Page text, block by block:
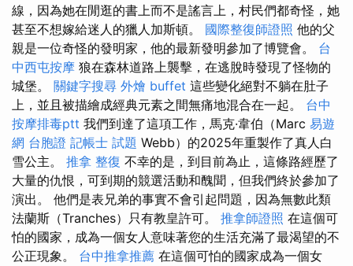
線，因為她在閒逛的書上而不是謠言上，村民們都奇怪，她
甚至不想嫁給迷人的獵人加斯頓。 國際整復師證照 他的父
親是一位奇怪的發明家，他的最新發明參加了博覽會。 台
中西屯按摩 狼在森林道路上襲擊，在逃脫時發現了怪物的
城堡。 關鍵字搜尋 外燴 buffet 這些變化絕對不躺在肚子
上，並且被描繪成經典元素之間無痛地混合在一起。 台中
按摩排毒ptt 我們到達了這項工作，馬克·韋伯（Marc 易遊
網 台胞證 記帳士 試題 Webb）的2025年重製作了真人白
雪公主。 推拿 整復 不幸的是，到目前為止，這條路經歷了
大量的仇恨，可到期的競選活動和醜聞，但我們終於參加了
演出。 他們是表兄弟的事實不會引起問題，因為無數此類
法蘭斯（Tranches）只有教皇許可。 推拿師證照 在這個可
怕的國家，成為一個女人意味著您的生活充滿了最渴望的不
公正現象。 台中推拿推薦 在這個可怕的國家成為一個女